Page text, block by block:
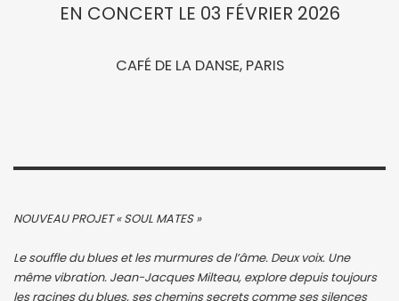
EN CONCERT LE 03 FÉVRIER 2026
CAFÉ DE LA DANSE, PARIS
NOUVEAU PROJET « SOUL MATES »
Le souffle du blues et les murmures de l’âme. Deux voix. Une
même vibration. Jean-Jacques Milteau, explore depuis toujours
les racines du blues, ses chemins secrets comme ses silences